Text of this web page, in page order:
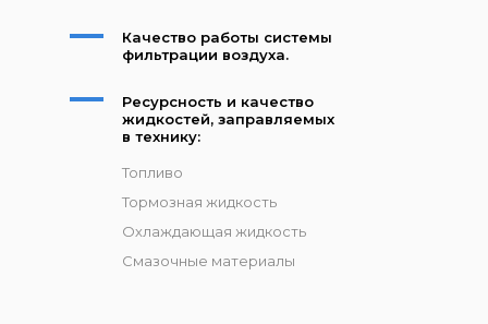
Ресурсность и качество
жидкостей, заправляемых
в технику:
Качество работы системы
фильтрации воздуха.
Топливо
Тормозная жидкость
Охлаждающая жидкость
Смазочные материалы